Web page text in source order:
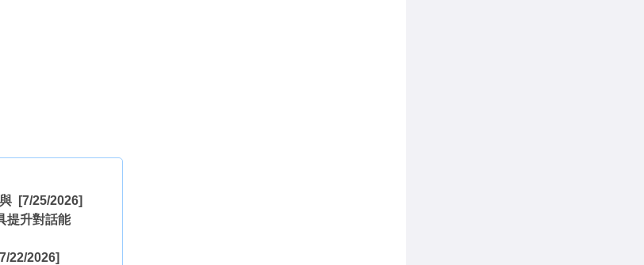
[7/25/2026]
提升對話能
22/2026]